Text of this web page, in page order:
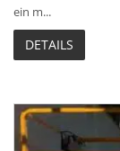
ein m...
DETAILS